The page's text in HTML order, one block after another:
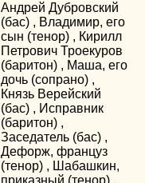
Андрей Дубровский
(бас) , Владимир, его
сын (тенор) , Кирилл
Петрович Троекуров
(баритон) , Маша, его
дочь (сопрано) ,
Князь Верейский
(бас) , Исправник
(баритон) ,
Заседатель (бас) ,
Дефорж, француз
(тенор) , Шабашкин,
приказный (тенор) ,